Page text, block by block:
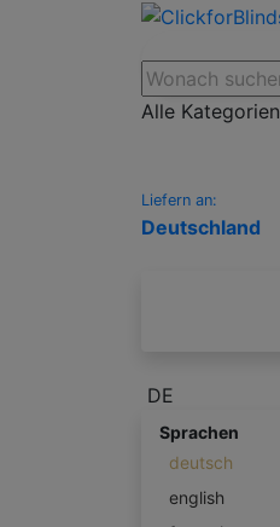
Alle Kategorien
Liefern an:
Deutschland
DE
Sprachen
deutsch
english